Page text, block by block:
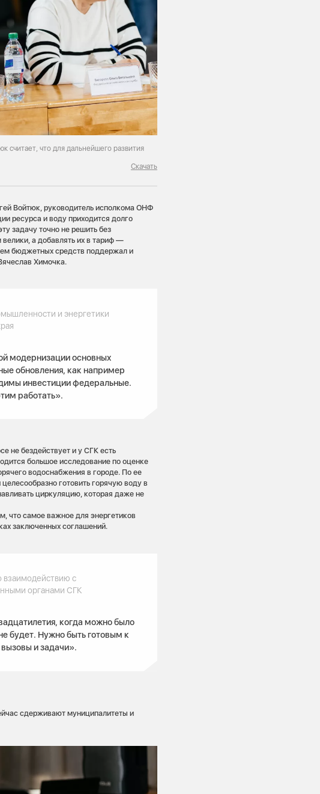
считает, что для дальнейшего развития
Скачать
Войтюк, руководитель исполкома ОНФ
ресурса и воду приходится долго
задачу точно не решить без
а добавлять их в тариф —
бюджетных средств поддержал и
Химочка.
и энергетики
модернизации основных
обновления, как например
инвестиции федеральные.
работать».
не бездействует и у СГК есть
большое исследование по оценке
водоснабжения в городе. По ее
готовить горячую воду в
циркуляцию, которая даже не
что самое важное для энергетиков
заключенных соглашений.
взаимодействию с
органами СГК
когда можно было
будет. Нужно быть готовым к
и задачи».
сдерживают муниципалитеты и